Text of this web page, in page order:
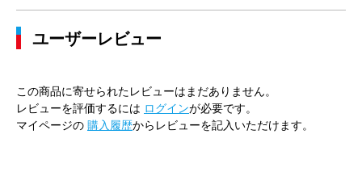
ユーザーレビュー
この商品に寄せられたレビューはまだありません。
レビューを評価するには ログインが必要です。
マイページの 購入履歴からレビューを記入いただけます。